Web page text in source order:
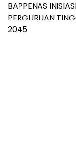
BAPPENAS
PERGURUAN
2045